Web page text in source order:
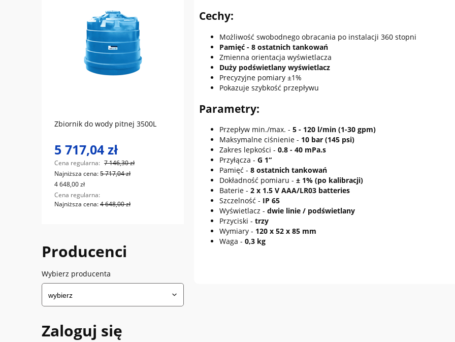
Zbiornik do wody pitnej 3500L
5 717,04 zł
Cena regularna: 7 146,30 zł
Najniższa cena:5 717,04 zł
4 648,00 zł
Cena regularna:
Najniższa cena:4 648,00 zł
6 765,00 zł
Cena regularna: 11 377,50 zł
Najniższa cena:6 765,00 zł
5 500,00 zł
Cena regularna:
Najniższa cena:5 500,00 zł
5000L BH PRO
28 000,00 zł
Producenci
Wybierz producenta
Zaloguj się
Cechy:
Możliwość swobodnego obracania po instalacji 360 stopni
Pamięć - 8 ostatnich tankowań
Zmienna orientacja wyświetlacza
Duży podświetlany wyświetlacz
Precyzyjne pomiary ±1%
Pokazuje szybkość przepływu
Parametry:
Przepływ min./max. - 5 - 120 l/min (1-30 gpm)
Maksymalne ciśnienie - 10 bar (145 psi)
Zakres lepkości - 0.8 - 40 mPa.s
Przyłącza - G 1“
Pamięć - 8 ostatnich tankowań
Dokładność pomiaru - ± 1% (po kalibracji)
Baterie - 2 x 1.5 V AAA/LR03 batteries
Szczelność - IP 65
Wyświetlacz - dwie linie / podświetlany
Przyciski - trzy
Wymiary - 120 x 52 x 85 mm
Waga - 0,3 kg